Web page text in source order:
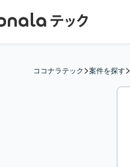
ココナラテック>案件を探す>